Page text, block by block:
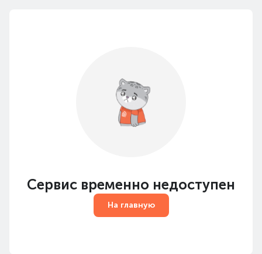
Сервис временно недоступен
На главную